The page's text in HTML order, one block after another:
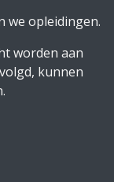
we opleidingen.
worden aan
kunnen